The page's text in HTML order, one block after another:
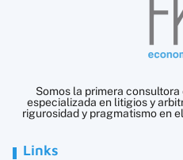
Somos la primera
especializada en litigios y
rigurosidad y pragmatismo en
Links